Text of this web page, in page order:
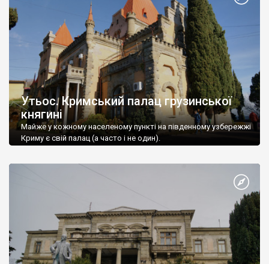
Утьос. Кримський палац грузинської
княгині
Майже у кожному населеному пункті на південному узбережжі
Криму є свій палац (а часто і не один).